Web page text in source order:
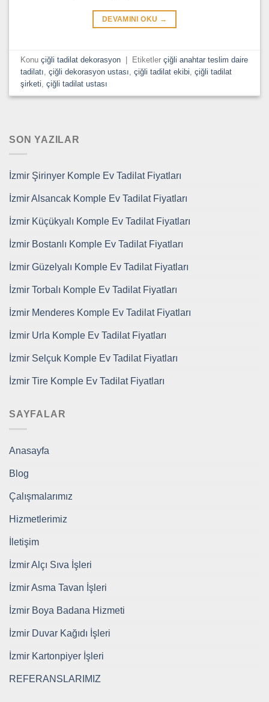
DEVAMINI OKU →
Konuçiğli tadilat dekorasyon Etiketlerçiğli anahtar teslim daire
tadilatı ,çiğli dekorasyon ustası ,çiğli tadilat ekibi ,çiğli tadilat
şirketi ,çiğli tadilat ustası
SON YAZILAR
İzmir Şirinyer Komple Ev Tadilat Fiyatları
İzmir Alsancak Komple Ev Tadilat Fiyatları
İzmir Küçükyalı Komple Ev Tadilat Fiyatları
İzmir Bostanlı Komple Ev Tadilat Fiyatları
İzmir Güzelyalı Komple Ev Tadilat Fiyatları
İzmir Torbalı Komple Ev Tadilat Fiyatları
İzmir Menderes Komple Ev Tadilat Fiyatları
İzmir Urla Komple Ev Tadilat Fiyatları
İzmir Selçuk Komple Ev Tadilat Fiyatları
İzmir Tire Komple Ev Tadilat Fiyatları
SAYFALAR
Anasayfa
Blog
Çalışmalarımız
Hizmetlerimiz
İletişim
İzmir Alçı Sıva İşleri
İzmir Asma Tavan İşleri
İzmir Boya Badana Hizmeti
İzmir Duvar Kağıdı İşleri
İzmir Kartonpiyer İşleri
REFERANSLARIMIZ